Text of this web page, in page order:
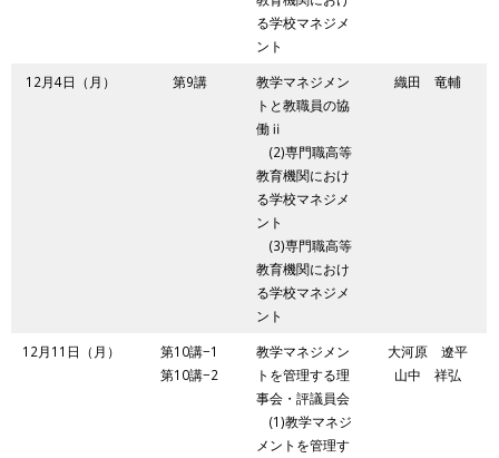
る学校マネジメ
ント
12月4日（月） 第9講
教学マネジメン
トと教職員の協
働ⅱ
(2)専門職高等
教育機関におけ
る学校マネジメ
ント
(3)専門職高等
教育機関におけ
る学校マネジメ
ント
織田 竜輔
12月11日（月）
第10講−1
第10講−2
教学マネジメン
トを管理する理
事会・評議員会
(1)教学マネジ
メントを管理す
大河原 遼平
山中 祥弘